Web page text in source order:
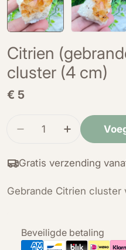
Citrien
cluster (4 cm)
Normale
€ 5
Hoeveelheid
Verminder de
Verhoog
Gratis verzending
Gebrande Citrien
Beveiligde betaling
Betaalmethoden